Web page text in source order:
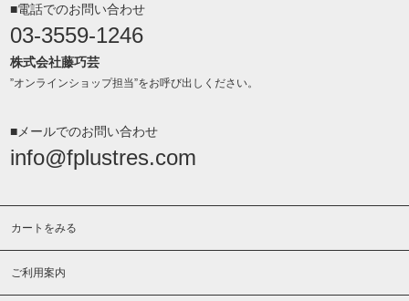
■電話でのお問い合わせ
03-3559-1246
株式会社藤巧芸
”オンラインショップ担当”をお呼び出しください。
■メールでのお問い合わせ
info@fplustres.com
カートをみる
ご利用案内